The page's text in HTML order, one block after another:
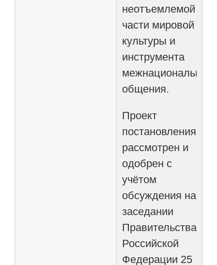
неотъемлемой
части мировой
культуры и
инструмента
межнационального
общения.
Проект
постановления
рассмотрен и
одобрен с
учётом
обсуждения на
заседании
Правительства
Российской
Федерации 25